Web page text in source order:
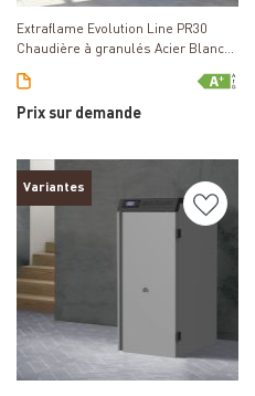
Extraflame Evolution Line PR30
Chaudière à granulés Acier Blanc-
Prix sur demande
Variantes
Détails